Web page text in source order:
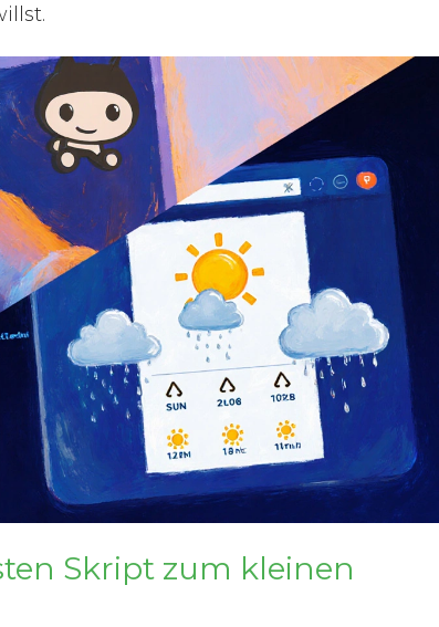
Skript zum kleinen